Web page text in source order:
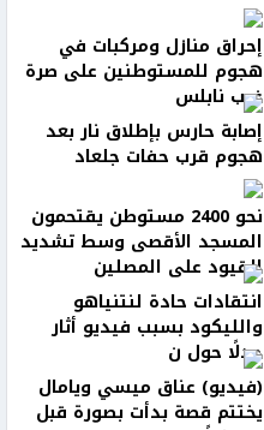
إحراق منازل ومركبات في
هجوم للمستوطنين على صرة
غرب نابلس
إصابة حارس بإطلاق نار بعد
هجوم قرب حفات جلعاد
نحو 2400 مستوطن يقتحمون
المسجد الأقصى وسط تشديد
القيود على المصلين
انتقادات حادة لنتنياهو
والليكود بسبب فيديو أثار
جدلًا حول ن
(فيديو) عناق ميسي ويامال
يختتم قصة بدأت بصورة قبل